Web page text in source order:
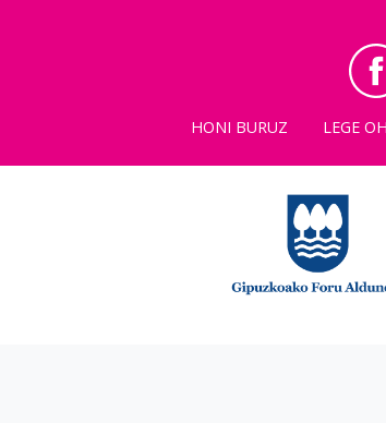
HONI BURUZ LEGE